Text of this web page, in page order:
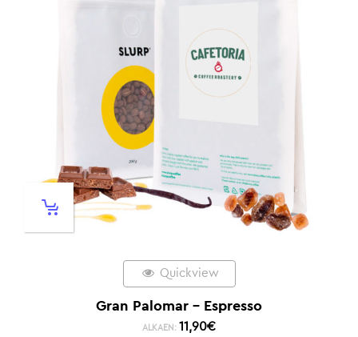
Quickview
Gran Palomar – Espresso
ALKAEN: 11,90€